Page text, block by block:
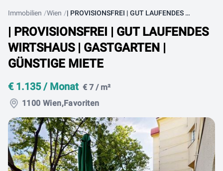
Immobilien Wien | PROVISIONSFREI | GUT LAUFENDES WIRTSHAUS | GASTGARTEN | GÜNSTIGE MIETE
| PROVISIONSFREI | GUT LAUFENDES
WIRTSHAUS | GASTGARTEN |
GÜNSTIGE MIETE
€ 1.135 / Monat € 7 / m²
1100 Wien,Favoriten